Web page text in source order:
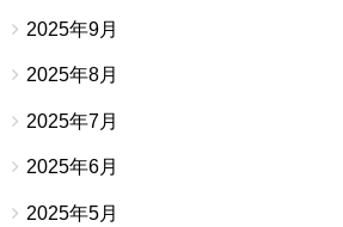
2025年9月
2025年8月
2025年7月
2025年6月
2025年5月